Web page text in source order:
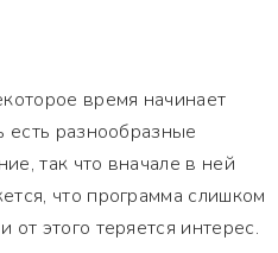
время начинает
есть разнообразные
так что вначале в ней
что программа слишком
от этого теряется интерес.